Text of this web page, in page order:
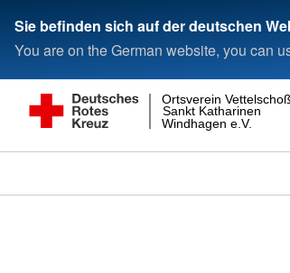
Sie befinden sich auf der deutschen
You are on the German website, you can
Windhagen e.V.
Sankt Katharinen
Ortsverein Vettelschoß